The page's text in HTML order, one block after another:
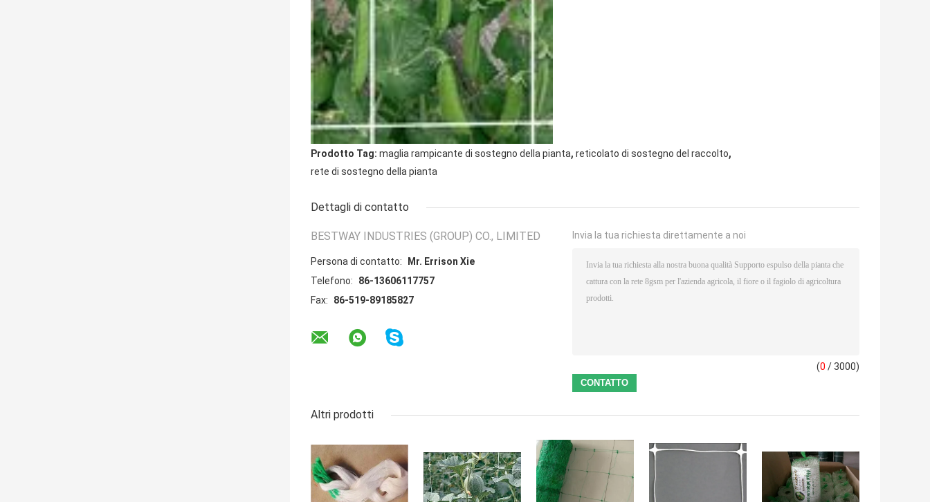
Prodotto Tag: maglia rampicante di sostegno della pianta, reticolato di sostegno del raccolto,
rete di sostegno della pianta
Dettagli di contatto
BESTWAY INDUSTRIES (GROUP) CO., LIMITED
Persona di contatto:
Mr. Errison Xie
Telefono:
86-13606117757
Fax:
86-519-89185827
Invia la tua richiesta direttamente a noi
(0 / 3000)
Altri prodotti